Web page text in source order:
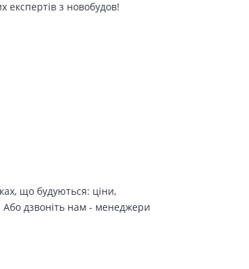
експертів з новобудов!
що будуються: ціни,
Або дзвоніть нам - менеджери